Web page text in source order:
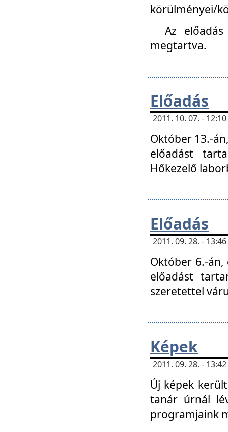
körülményei/
Az
megtartva.
Előadás
2011. 10. 07. -
Október 13.-
előadást
Hőkezelő
Előadás
2011. 09. 28. -
Október 6.-
előadást
szeretettel
Képek
2011. 09. 28. -
Új képek
tanár úrnál
programjaink